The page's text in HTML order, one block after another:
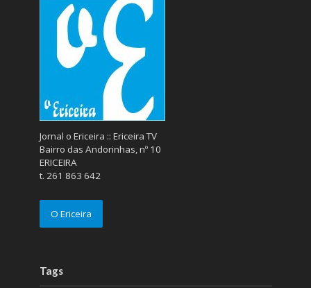
Jornal o Ericeira :: Ericeira TV
Bairro das Andorinhas, nº 10
ERICEIRA
t. 261 863 642
O Ericeira
Tags